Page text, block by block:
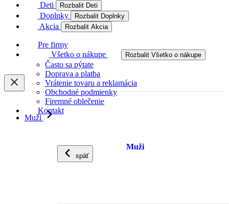
Deti Rozbalit Deti
Doplnky Rozbalit Doplnky
Akcia Rozbalit Akcia
Pre firmy
Všetko o nákupe
Rozbalit Všetko o nákupe
Často sa pýtate
Doprava a platba
Vrátenie tovaru a reklamácia
Obchodné podmienky
Firemné oblečenie
Kontakt
Muži
späť
Muži